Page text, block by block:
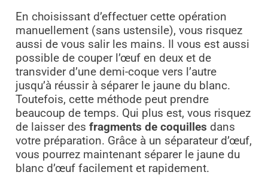
En choisissant d’effectuer cette opération
manuellement (sans ustensile), vous risquez
aussi de vous salir les mains. Il vous est aussi
possible de couper l’œuf en deux et de
transvider d’une demi-coque vers l’autre
jusqu’à réussir à séparer le jaune du blanc.
Toutefois, cette méthode peut prendre
beaucoup de temps. Qui plus est, vous risquez
de laisser des fragments de coquilles dans
votre préparation. Grâce à un séparateur d’œuf,
vous pourrez maintenant séparer le jaune du
blanc d’œuf facilement et rapidement.